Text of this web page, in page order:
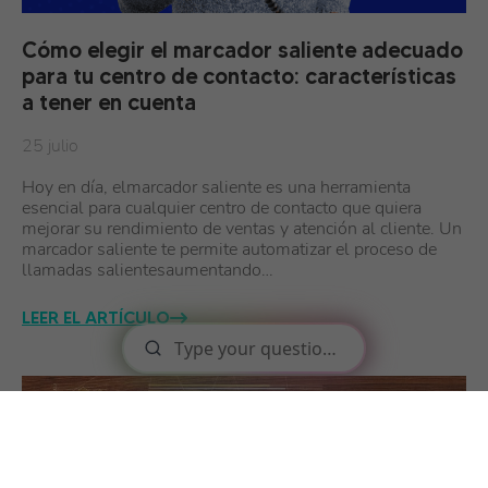
Cómo elegir el marcador saliente adecuado
para tu centro de contacto: características
a tener en cuenta
25 julio
Hoy en día, elmarcador saliente es una herramienta
esencial para cualquier centro de contacto que quiera
mejorar su rendimiento de ventas y atención al cliente. Un
marcador saliente te permite automatizar el proceso de
llamadas salientesaumentando…
LEER EL ARTÍCULO